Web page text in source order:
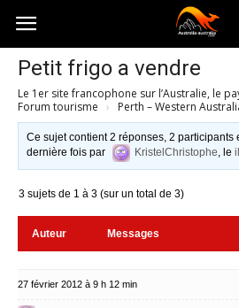
Australia-
australie.com
Petit frigo a vendre
Le 1er site francophone sur l’Australie, le
Forum tourisme › Perth – Western
Ce sujet contient 2 réponses, 2 participants
dernière fois par
KristelChristophe, le
3 sujets de 1 à 3 (sur un total de 3)
Auteur Messages
27 février 2012 à 9 h 12 min